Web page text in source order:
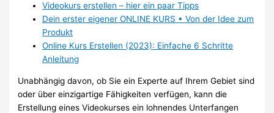
Videokurs erstellen – hier ein paar Tipps
Dein erster eigener ONLINE KURS • Von der Idee zum
Produkt
Online Kurs Erstellen (2023): Einfache 6 Schritte
Anleitung
Unabhängig davon, ob Sie ein Experte auf Ihrem Gebiet sind
oder über einzigartige Fähigkeiten verfügen, kann die
Erstellung eines Videokurses ein lohnendes Unterfangen